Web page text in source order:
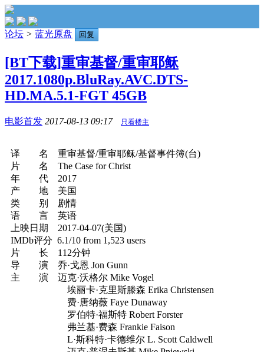
论坛 > 蓝光原盘 回复
[BT下载]重审基督/重审耶稣
2017.1080p.BluRay.AVC.DTS-
HD.MA.5.1-FGT 45GB
电影首发 2017-08-13 09:17 只看楼主
译 名 重审基督/重审耶稣/基督事件簿(台)
片 名 The Case for Christ
年 代 2017
产 地 美国
类 别 剧情
语 言 英语
上映日期 2017-04-07(美国)
IMDb评分 6.1/10 from 1,523 users
片 长 112分钟
导 演 乔·戈恩 Jon Gunn
主 演 迈克·沃格尔 Mike Vogel
埃丽卡·克里斯滕森 Erika Christensen
费·唐纳薇 Faye Dunaway
罗伯特·福斯特 Robert Forster
弗兰基·费森 Frankie Faison
L·斯科特·卡德维尔 L. Scott Caldwell